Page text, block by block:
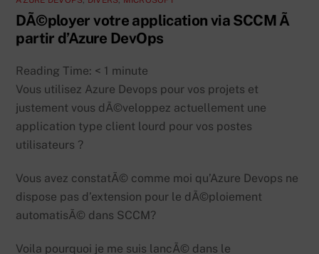
DÃ©ployer votre application via SCCM Ã
partir d’Azure DevOps
Reading Time: < 1 minute
Vous utilisez Azure Devops pour vos projets et
justement vous dÃ©veloppez actuellement une
application type client lourd pour vos postes
utilisateurs ?
Vous avez constatÃ© comme moi qu’Azure Devops ne
dispose pas d’extension pour le dÃ©ploiement
automatisÃ© dans SCCM?
Voila pourquoi je me suis lancÃ© dans le